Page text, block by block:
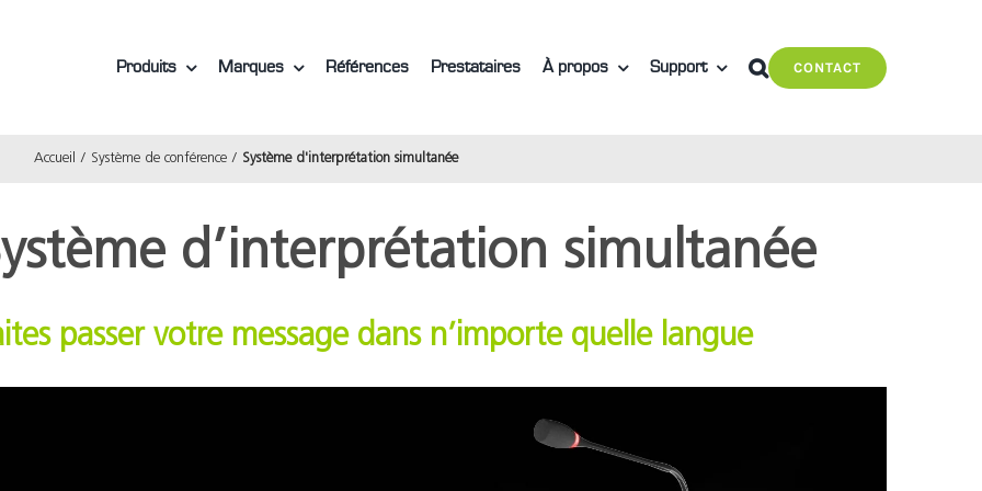
Produits Marques Références Prestataires À propos Support CONTACT
Accueil Système de conférence Système d'interprétation simultanée
d’interprétation simultanée
passer votre message dans n’importe quelle langue